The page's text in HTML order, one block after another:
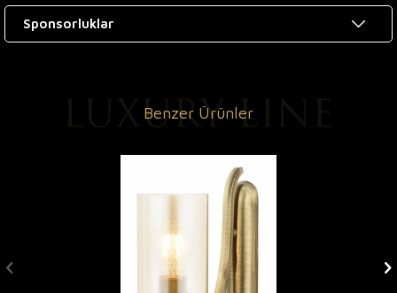
Sponsorluklar
Benzer Ürünler